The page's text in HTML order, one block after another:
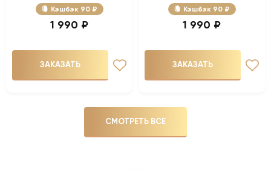
Кэшбэк 90 ₽
1 990 ₽
ЗАКАЗАТЬ
Кэшбэк 90 ₽
1 990 ₽
ЗАКАЗАТЬ
СМОТРЕТЬ ВСЕ